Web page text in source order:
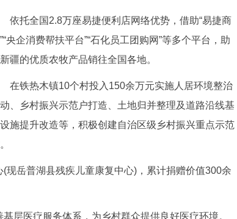
托全国2.8万座易捷便利店网络优势，借助“易捷商
央企消费帮扶平台”“石化员工团购网”等多个平台，助
疆的优质农牧产品销往全国各地。
铁热木镇10个村投入150余万元实施人居环境整治
、乡村振兴示范户打造、土地归并整理及道路沿线基
施提升改造等，积极创建自治区级乡村振兴重点示范
岳普湖县残疾儿童康复中心)，累计捐赠价值300余
医疗服务体系，为乡村群众提供良好医疗环境。